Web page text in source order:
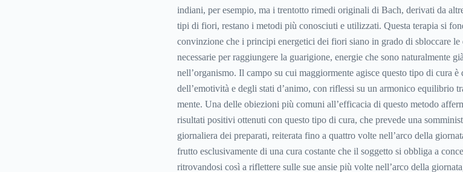
indiani, per esempio, ma i trentotto rimedi originali di Bach, derivati da
tipi di fiori, restano i metodi più conosciuti e utilizzati. Questa terapia si
convinzione che i principi energetici dei fiori siano in grado di sbloccare le
necessarie per raggiungere la guarigione, energie che sono naturalmente
nell’organismo. Il campo su cui maggiormente agisce questo tipo di cura è
dell’emotività e degli stati d’animo, con riflessi su un armonico equilibrio
mente. Una delle obiezioni più comuni all’efficacia di questo metodo
risultati positivi ottenuti con questo tipo di cura, che prevede una
giornaliera dei preparati, reiterata fino a quattro volte nell’arco della
frutto esclusivamente di una cura costante che il soggetto si obbliga a
ritrovandosi così a riflettere sulle sue ansie più volte nell’arco della